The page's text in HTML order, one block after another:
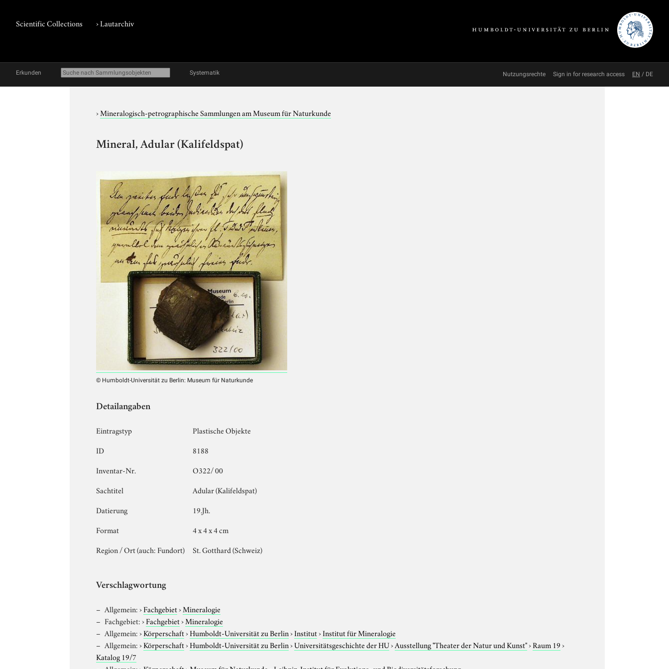
Scientific Collections ›Lautarchiv
Erkunden Systematik Nutzungsrechte Sign in for research access EN / DE
›Mineralogisch-petrographische Sammlungen am Museum für Naturkunde
Mineral, Adular (Kalifeldspat)
© Humboldt-Universität zu Berlin: Museum für Naturkunde
Detailangaben
Eintragstyp
Plastische Objekte
ID
8188
Inventar-Nr.
O322/ 00
Sachtitel
Adular (Kalifeldspat)
Datierung
19.Jh.
Format
4 x 4 x 4 cm
Region / Ort (auch: Fundort)
St. Gotthard (Schweiz)
Verschlagwortung
Allgemein:›Fachgebiet›Mineralogie
Fachgebiet:›Fachgebiet›Mineralogie
Allgemein:›Körperschaft›Humboldt-Universität zu Berlin›Institut›Institut für Mineralogie
Allgemein:›Körperschaft›Humboldt-Universität zu Berlin›Universitätsgeschichte der HU›Ausstellung "Theater der Natur und Kunst"›Raum 19›
Katalog 19/7